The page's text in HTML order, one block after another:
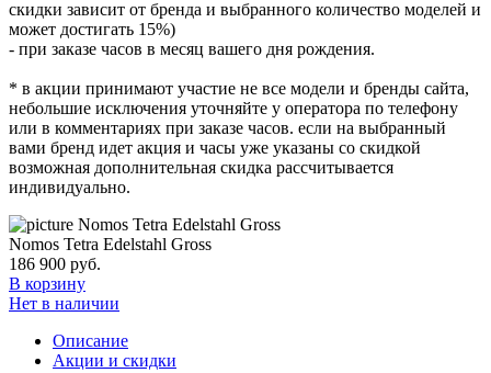
скидки зависит от бренда и выбранного количество моделей и
может достигать 15%)
- при заказе часов в месяц вашего дня рождения.
* в акции принимают участие не все модели и бренды сайта,
небольшие исключения уточняйте у оператора по телефону
или в комментариях при заказе часов. если на выбранный
вами бренд идет акция и часы уже указаны со скидкой
возможная дополнительная скидка рассчитывается
индивидуально.
Nomos Tetra Edelstahl Gross
186 900 руб.
В корзину
Нет в наличии
Описание
Акции и скидки